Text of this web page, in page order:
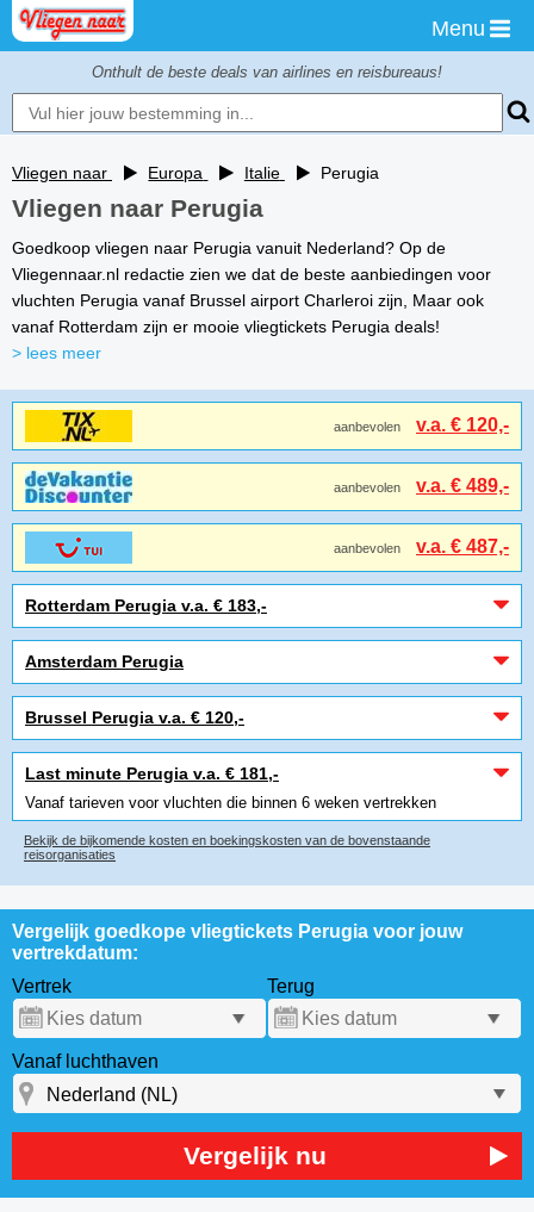
Menu
Onthult de beste deals van airlines en reisbureaus!
Vliegen naar Europa Italie Perugia
Vliegen naar Perugia
Goedkoop vliegen naar Perugia vanuit Nederland? Op de
Vliegennaar.nl redactie zien we dat de beste aanbiedingen voor
vluchten Perugia vanaf Brussel airport Charleroi zijn, Maar ook
vanaf Rotterdam zijn er mooie vliegtickets Perugia deals!
> lees meer
aanbevolen v.a. € 120,-
aanbevolen v.a. € 489,-
aanbevolen v.a. € 487,-
Rotterdam Perugia v.a. € 183,-
Amsterdam Perugia
Brussel Perugia v.a. € 120,-
Last minute Perugia v.a. € 181,-
Vanaf tarieven voor vluchten die binnen 6 weken vertrekken
Bekijk de bijkomende kosten en boekingskosten van de bovenstaande
reisorganisaties
Vergelijk goedkope vliegtickets Perugia voor jouw
vertrekdatum:
Vertrek
Terug
Vanaf luchthaven
Vergelijk nu